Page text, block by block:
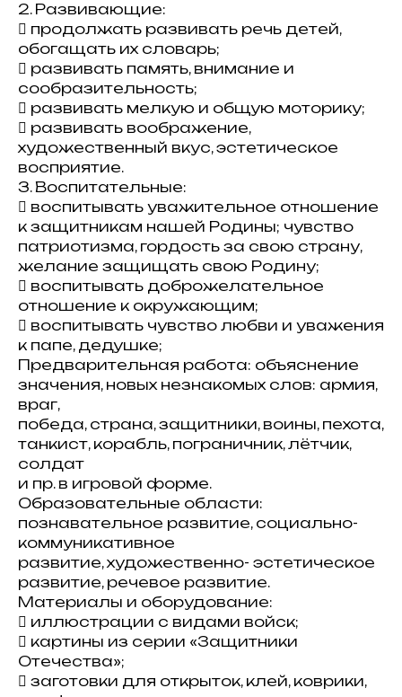
2. Развивающие:
 продолжать развивать речь детей,
обогащать их словарь;
 развивать память, внимание и
сообразительность;
 развивать мелкую и общую моторику;
 развивать воображение,
художественный вкус, эстетическое
восприятие.
3. Воспитательные:
 воспитывать уважительное отношение
к защитникам нашей Родины; чувство
патриотизма, гордость за свою страну,
желание защищать свою Родину;
 воспитывать доброжелательное
отношение к окружающим;
 воспитывать чувство любви и уважения
к папе, дедушке;
Предварительная работа: объяснение
значения, новых незнакомых слов: армия,
враг,
победа, страна, защитники, воины, пехота,
танкист, корабль, пограничник, лётчик,
солдат
и пр. в игровой форме.
Образовательные области:
познавательное развитие, социально-
коммуникативное
развитие, художественно- эстетическое
развитие, речевое развитие.
Материалы и оборудование:
 иллюстрации с видами войск;
 картины из серии «Защитники
Отечества»;
 заготовки для открыток, клей, коврики,